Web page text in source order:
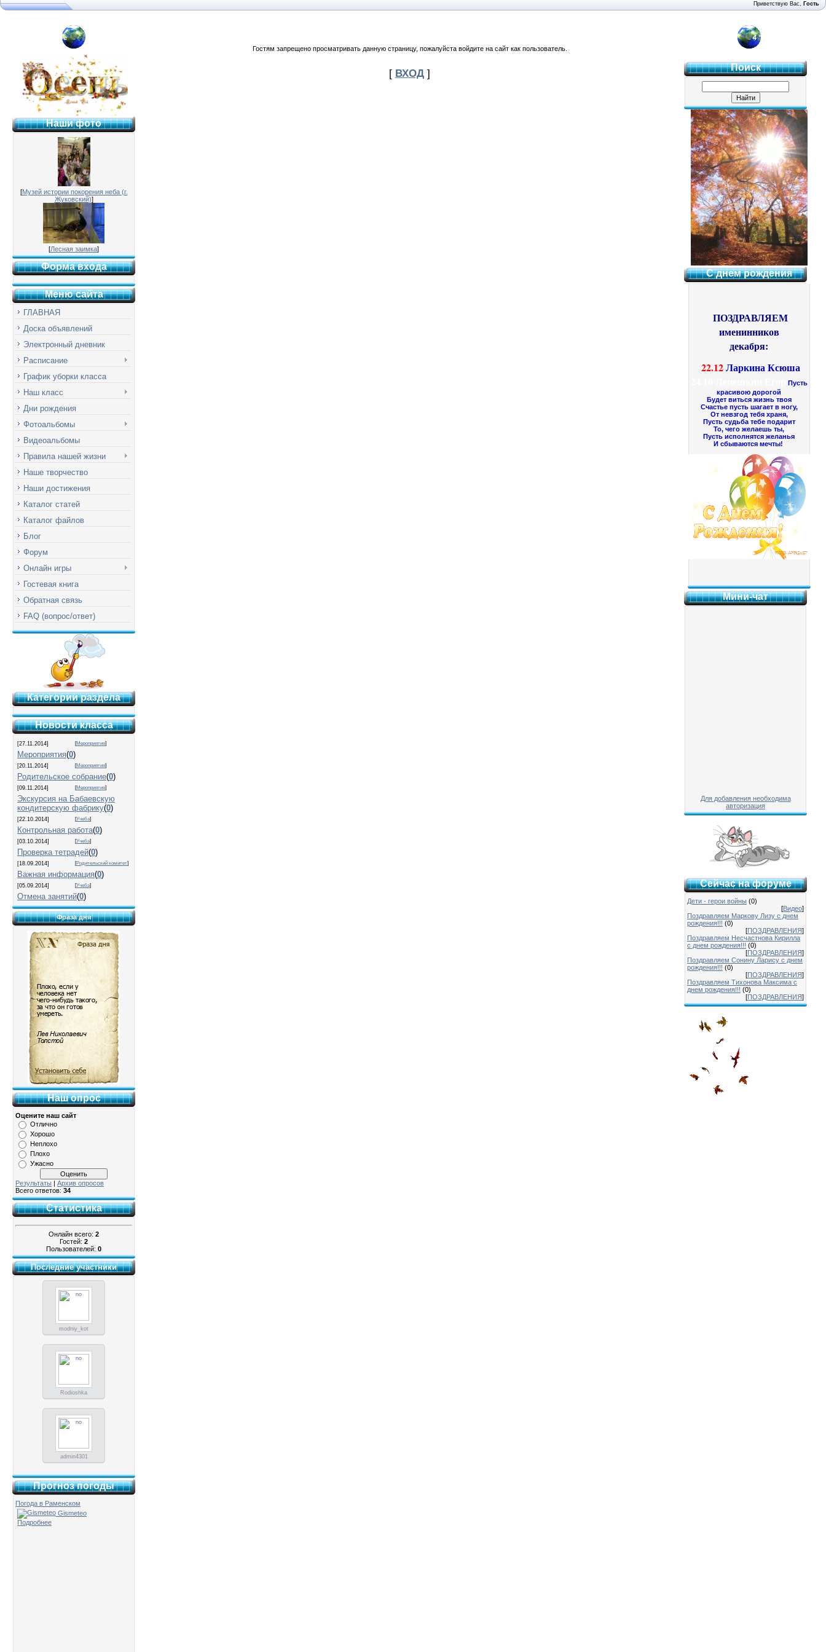
Приветствую Вас, Гость
Наши фото
[Музей истории покорения неба (г.
Жуковский)]
[Лесная заимка]
Форма входа
Меню сайта
ГЛАВНАЯ
Доска объявлений
Электронный дневник
Расписание
График уборки класса
Наш класс
Дни рождения
Фотоальбомы
Видеоальбомы
Правила нашей жизни
Наше творчество
Наши достижения
Каталог статей
Каталог файлов
Блог
Форум
Онлайн игры
Гостевая книга
Обратная связь
FAQ (вопрос/ответ)
Категории раздела
Новости класса
[27.11.2014] [Мероприятия]
Мероприятия(0)
[20.11.2014] [Мероприятия]
Родительское собрание(0)
[09.11.2014] [Мероприятия]
Экскурсия на Бабаевскую
кондитерскую фабрику(0)
[22.10.2014] [Учеба]
Контрольная работа(0)
[03.10.2014] [Учеба]
Проверка тетрадей(0)
[18.09.2014] [Родительский комитет]
Важная информация(0)
[05.09.2014] [Учеба]
Отмена занятий(0)
Фраза дня
Наш опрос
Оцените наш сайт
Отлично
Хорошо
Неплохо
Плохо
Ужасно
Результаты | Архив опросов
Всего ответов: 34
Статистика
Онлайн всего: 2
Гостей: 2
Пользователей: 0
Последние участники
modniy_kot
Rodioshka
admin4301
Прогноз погоды
Погода в Раменском
Gismeteo
Подробнее
Гостям запрещено просматривать данную страницу, пожалуйста войдите на сайт как пользователь.
[ ВХОД ]
4 "Б"
Поиск
С днем рождения
ПОЗДРАВЛЯЕМ
именинников
декабря:
22.12Ларкина Ксюша
Пусть
красивою дорогой
Будет виться жизнь твоя
Счастье пусть шагает в ногу,
От невзгод тебя храня,
Пусть судьба тебе подарит
То, чего желаешь ты,
Пусть исполнятся желанья
И сбываются мечты!
Мини-чат
Для добавления необходима
авторизация
Сейчас на форуме
Дети - герои войны (0)
[Видео]
Поздравляем Маркову Лизу с днем
рождения!!! (0)
[ПОЗДРАВЛЕНИЯ]
Поздравляем Несчастнова Кирилла
с днем рождения!!! (0)
[ПОЗДРАВЛЕНИЯ]
Поздравляем Сонину Ларису с днем
рождения!!! (0)
[ПОЗДРАВЛЕНИЯ]
Поздравляем Тихонова Максима с
днем рождения!!! (0)
[ПОЗДРАВЛЕНИЯ]